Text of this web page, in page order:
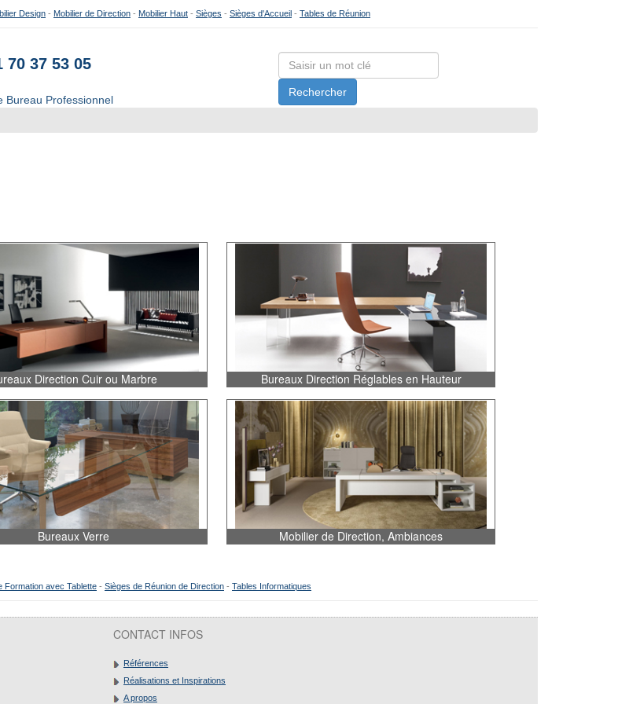
Design - Mobilier de Direction - Mobilier Haut - Sièges - Sièges d'Accueil - Tables de Réunion
70 37 53 05
Bureau Professionnel
Rechercher
Direction Cuir ou Marbre Bureaux Direction Réglables en Hauteur
Bureaux Verre Mobilier de Direction, Ambiances
Formation avec Tablette - Sièges de Réunion de Direction - Tables Informatiques
CONTACT INFOS
Références
Réalisations et Inspirations
A propos